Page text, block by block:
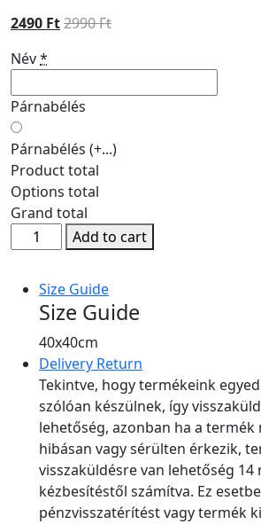
2490 Ft2990Ft
Név*
Párnabélés
Párnabélés (+...)
Product total
Options total
Grand total
Add to cart
Size Guide
Size Guide
40x40cm
Delivery Return
Tekintve, hogy termékeink
szólóan készülnek, így
lehetőség, azonban ha a termék
hibásan vagy sérülten érkezik,
visszaküldésre van lehetőség 14
kézbesítéstől számítva. Ez
pénzvisszatérítést vagy termék